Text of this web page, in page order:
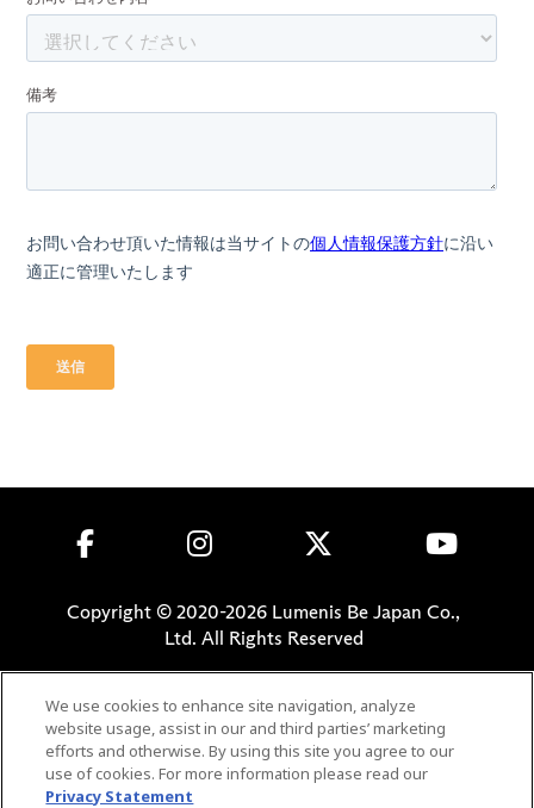
Copyright © 2020-2026 Lumenis Be Japan Co.,
Ltd. All Rights Reserved
利用規約
安全性に関する情報
特許一覧
We use cookies to enhance site navigation, analyze
website usage, assist in our and third parties’ marketing
efforts and otherwise. By using this site you agree to our
use of cookies. For more information please read our
Privacy Statement